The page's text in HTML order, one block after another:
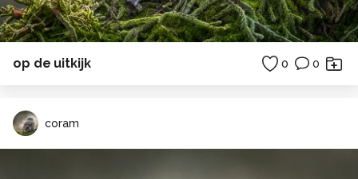
op de uitkijk 0 0
coram